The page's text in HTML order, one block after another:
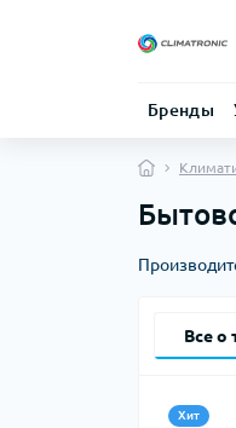
Бренды
Все о
Хит